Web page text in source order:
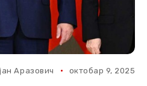
Аразович октобар 9, 2025